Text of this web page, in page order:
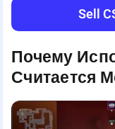
Sell
Почему
Считается